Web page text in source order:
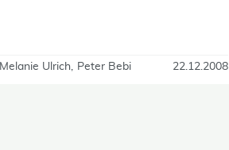
Melanie Ulrich Peter Bebi 22.12.2008